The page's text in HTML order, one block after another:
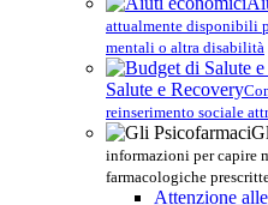
attualmente disponibili
mentali o altra disabilità
Salute e Recovery
reinserimento sociale
informazioni per capire
farmacologiche
Attenzione